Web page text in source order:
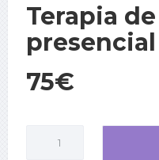
Terapia
presencial
75€